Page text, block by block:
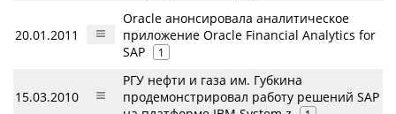
20.01.2011
Oracle анонсировала аналитическое
приложение Oracle Financial Analytics for
SAP
1
15.03.2010
РГУ нефти и газа им. Губкина
продемонстрировал работу решений SAP